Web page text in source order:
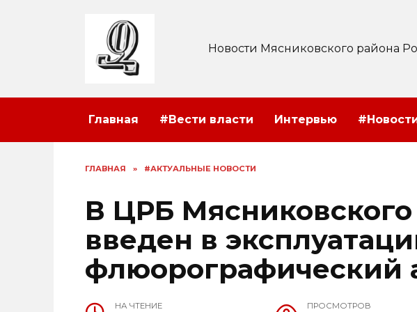
Новости Мясниковского района
Главная #Вести власти Интервью
ГЛАВНАЯ » #АКТУАЛЬНЫЕ НОВОСТИ
В ЦРБ
введен в
флюорографический
НА ЧТЕНИЕ ПРОСМОТРОВ